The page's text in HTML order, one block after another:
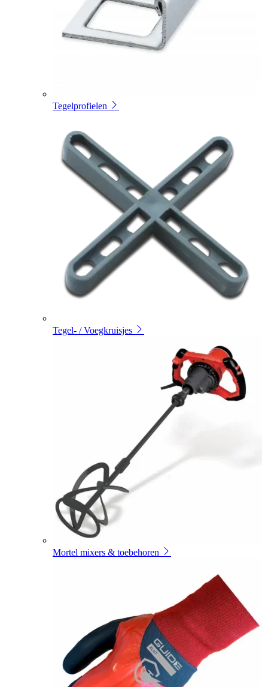
Tegelprofielen
Tegel- / Voegkruisjes
Mortel mixers & toebehoren